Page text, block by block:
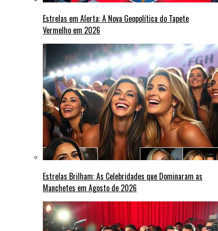
Estrelas em Alerta: A Nova Geopolítica do Tapete
Vermelho em 2026
Estrelas Brilham: As Celebridades que Dominaram as
Manchetes em Agosto de 2026